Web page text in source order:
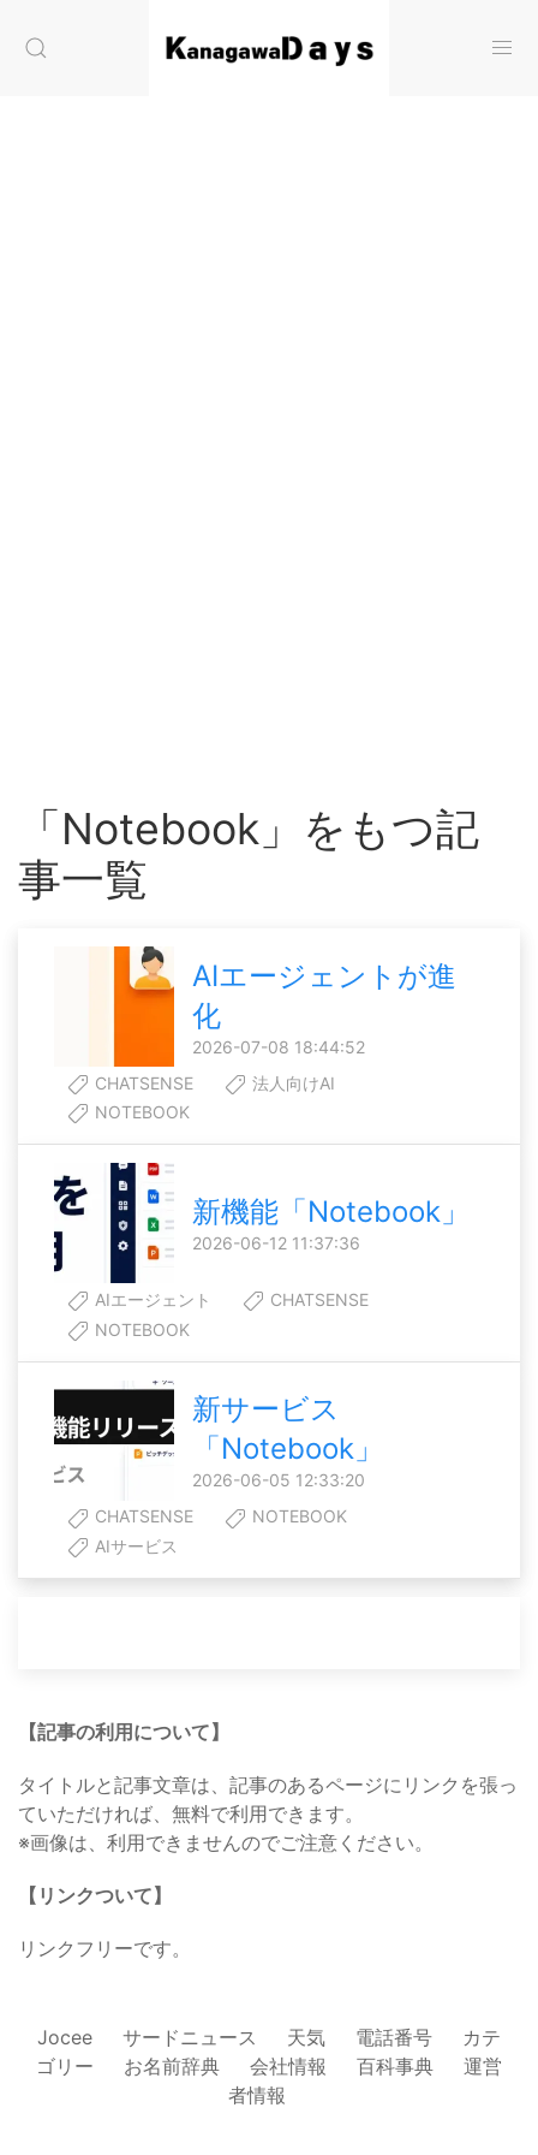
「Notebook」をもつ記
事一覧
AIエージェントが進
化
2026-07-08 18:44:52
CHATSENSE
法人向けAI
NOTEBOOK
新機能「Notebook」
2026-06-12 11:37:36
AIエージェント
CHATSENSE
NOTEBOOK
新サービス
「Notebook」
2026-06-05 12:33:20
CHATSENSE
NOTEBOOK
AIサービス
【記事の利用について】
タイトルと記事文章は、記事のあるページにリンクを張っ
ていただければ、無料で利用できます。
※画像は、利用できませんのでご注意ください。
【リンクついて】
リンクフリーです。
Jocee サードニュース 天気 電話番号
カテ
ゴリー
お名前辞典 会社情報 百科事典
運営
者情報